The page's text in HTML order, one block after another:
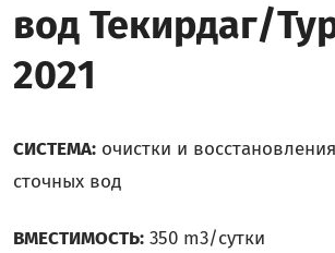
вод Текирдаг/
2021
СИСТЕМА: очистки и
сточных вод
ВМЕСТИМОСТЬ: 350 m3/сутки